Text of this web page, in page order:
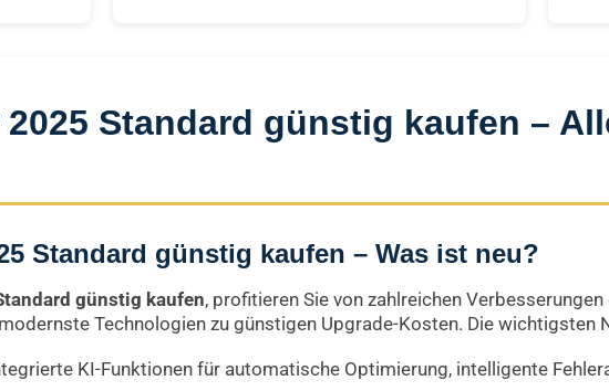
Standard günstig kaufen –
Standard günstig kaufen – Was ist neu?
günstig kaufen, profitieren Sie von zahlreichen
Technologien zu günstigen Upgrade-Kosten. Die wichtigsten
KI-Funktionen für automatische Optimierung, intelligente